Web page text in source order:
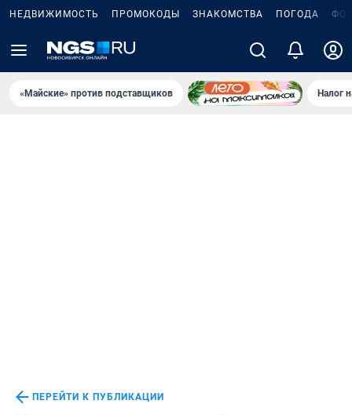
НЕДВИЖИМОСТЬ ПРОМОКОДЫ ЗНАКОМСТВА ПОГОДА
«Майские» против подставщиков Налог
ПЕРЕЙТИ К ПУБЛИКАЦИИ